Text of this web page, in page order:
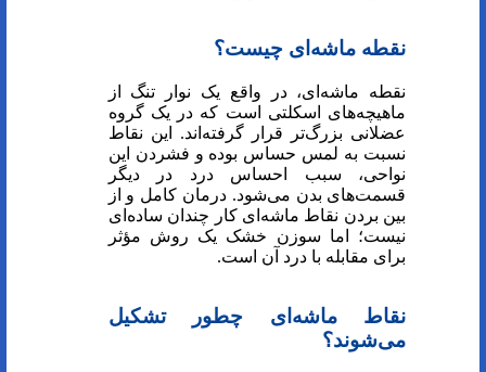
نقطه ماشه‌ای چیست؟
نقطه ماشه‌ای، در واقع یک نوار تنگ از
ماهیچه‌های اسکلتی است که در یک گروه
عضلانی بزرگ‌تر قرار گرفته‌اند. این نقاط
نسبت به لمس حساس بوده و فشردن این
نواحی، سبب احساس درد در دیگر
قسمت‌های بدن می‌شود. درمان کامل و از
بین بردن نقاط ماشه‌ای کار چندان ساده‌ای
نیست؛ اما سوزن خشک یک روش مؤثر
برای مقابله با درد آن است.
نقاط ماشه‌ای چطور تشکیل
می‌شوند؟